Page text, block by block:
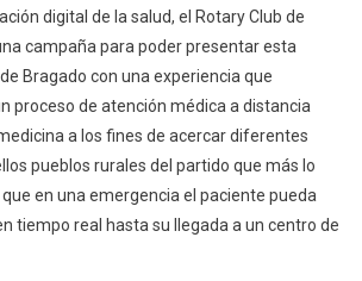
digital de la salud, el Rotary Club de
campaña para poder presentar esta
Bragado con una experiencia que
proceso de atención médica a distancia
a los fines de acercar diferentes
pueblos rurales del partido que más lo
en una emergencia el paciente pueda
tiempo real hasta su llegada a un centro de